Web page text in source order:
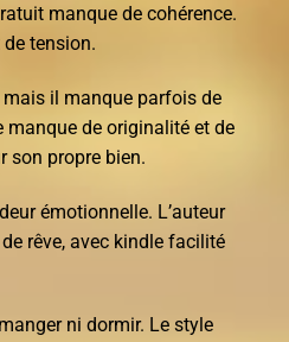
manque de cohérence.
tension.
mais il manque parfois de
manque de originalité et de
son propre bien.
émotionnelle. L’auteur
rêve, avec kindle facilité
ni dormir. Le style